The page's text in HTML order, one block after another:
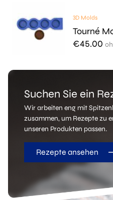
3D Molds
Tourné
€45.00
Suchen Sie ein
Wir arbeiten eng mit
zusammen, um Rezepte zu
unseren Produkten passen.
Rezepte ansehen